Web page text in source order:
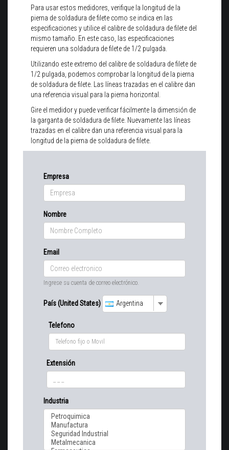
Para usar estos medidores, verifique la longitud de la
pierna de soldadura de filete como se indica en las
especificaciones y utilice el calibre de soldadura de filete del
mismo tamaño. En este caso, las especificaciones
requieren una soldadura de filete de 1/2 pulgada.
Utilizando este extremo del calibre de soldadura de filete de
1/2 pulgada, podemos comprobar la longitud de la pierna
de soldadura de filete. Las líneas trazadas en el calibre dan
una referencia visual para la pierna horizontal.
Gire el medidor y puede verificar fácilmente la dimensión de
la garganta de soldadura de filete. Nuevamente las líneas
trazadas en el calibre dan una referencia visual para la
longitud de la pierna de soldadura de filete.
Empresa
Nombre
Email
Ingrese su cuenta de correo electrónico.
País (United States) Argentina
Telefono
Extensión
Industria